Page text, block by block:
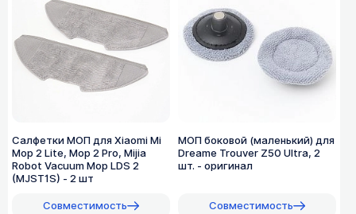
Салфетки МОП для Xiaomi Mi
Mop 2 Lite, Mop 2 Pro, Mijia
Robot Vacuum Mop LDS 2
(MJST1S) - 2 шт
Совместимость
МОП боковой (маленький) для
Dreame Trouver Z50 Ultra, 2
шт. - оригинал
Совместимость